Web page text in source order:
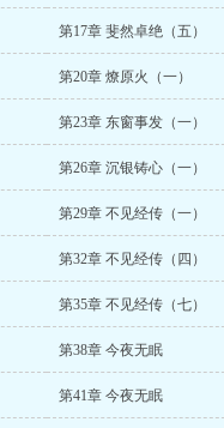
第17章 斐然卓绝（五）
第20章 燎原火（一）
第23章 东窗事发（一）
第26章 沉银铸心（一）
第29章 不见经传（一）
第32章 不见经传（四）
第35章 不见经传（七）
第38章 今夜无眠
第41章 今夜无眠